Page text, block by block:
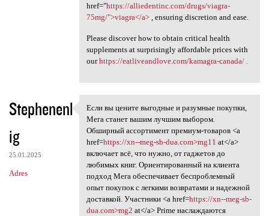
href="https://alliedentinc.com/drugs/viagra-
75mg/">viagra</a>, ensuring discretion and ease.
Please discover how to obtain critical health
supplements at surprisingly affordable prices with
ourhttps://eatliveandlove.com/kamagra-canada/.
Stephenenl
ig
25.01.2025
Adres
Если вы цените выгодные и
Если вы цените выгодные и разумные покупки,
Мега станет вашим лучшим выбором.
Обширный ассортимент премиум-товаров <a
href=https://xn--meg-sb-dua.com>mg11 at</a>
включает всё, что нужно, от гаджетов до
любимых книг. Ориентированный на клиента
подход Мега обеспечивает беспроблемный
опыт покупок с легкими возвратами и надежной
доставкой. Участники <a href=https://xn--meg-sb-
dua.com>mg2 at</a> Prime наслаждаются